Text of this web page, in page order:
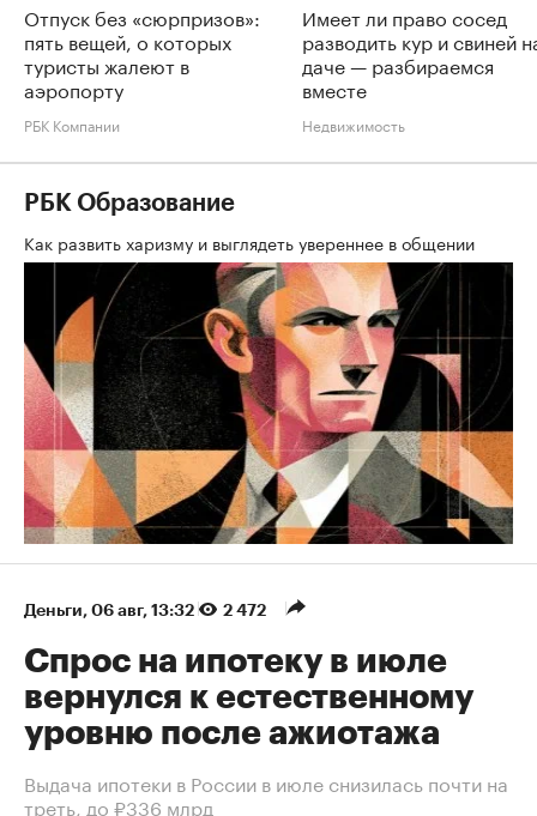
Отпуск без «сюрпризов»:
пять вещей, о которых
туристы жалеют в
аэропорту
РБК Компании
Имеет ли право сосед
разводить кур и свиней
даче — разбираемся
вместе
Недвижимость
РБК Образование
Как развить харизму и выглядеть увереннее в общении
Деньги 06 авг, 13:32 2 472
Спрос на ипотеку в июле
вернулся к естественному
уровню после ажиотажа
Выдача ипотеки в России в июле снизилась почти на
треть, до ₽336 млрд